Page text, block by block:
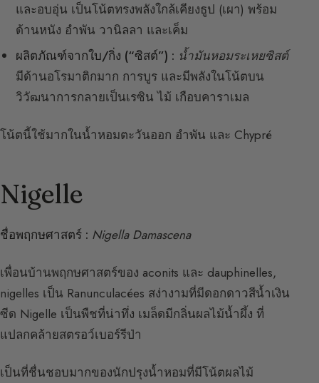
และอบอุ่น เป็นโน้ตทรงพลังใกล้เคียงธูป (เผา) พร้อม
ด้านหนัง อำพัน วานิลลา และเค็ม
ผลิตภัณฑ์จากใบ/กิ่ง (“ซิสต์”) : น้ำมันหอมระเหยซิสต์
มีด้านอโรมาติกมาก การบูร และมีพลังในโน้ตบน
วิวัฒนาการกลายเป็นเรซิน ไม้ เกือบคาราเมล
โน้ตนี้ใช้มากในน้ำหอมตะวันออก อำพัน และ Chypré
Nigelle
ชื่อพฤกษศาสตร์ : Nigella Damascena
เพื่อนบ้านพฤกษศาสตร์ของ aconits และ dauphinelles,
nigelles เป็น Ranunculacées สง่างามที่มีดอกดาวสีน้ำเงิน
ซีด Nigelle เป็นพืชที่น่าทึ่ง เมล็ดมีกลิ่นผลไม้น้ำผึ้ง ที่
แปลกคล้ายสตรอว์เบอร์รีป่า
เป็นที่ชื่นชอบมากของนักปรุงน้ำหอมที่มีโน้ตผลไม้